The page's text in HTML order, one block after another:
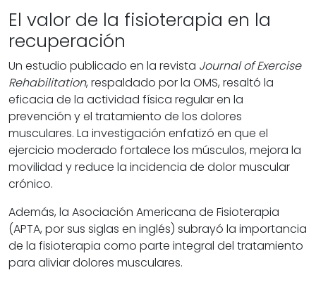
El valor de la fisioterapia en la
recuperación
Un estudio publicado en la revista Journal of Exercise
Rehabilitation, respaldado por la OMS, resaltó la
eficacia de la actividad física regular en la
prevención y el tratamiento de los dolores
musculares. La investigación enfatizó en que el
ejercicio moderado fortalece los músculos, mejora la
movilidad y reduce la incidencia de dolor muscular
crónico.
Además, la Asociación Americana de Fisioterapia
(APTA, por sus siglas en inglés) subrayó la importancia
de la fisioterapia como parte integral del tratamiento
para aliviar dolores musculares.